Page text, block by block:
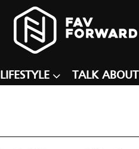
LIFESTYLE TALK ABOUT